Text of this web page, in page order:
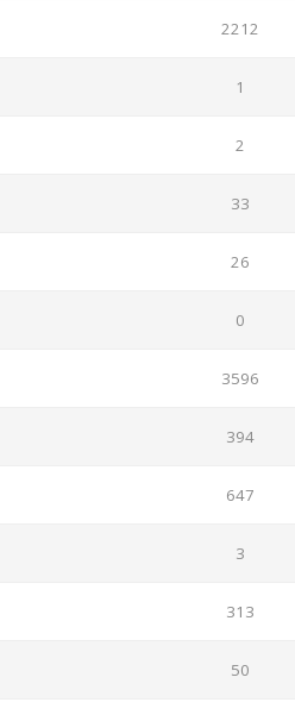
2212
1
2
33
26
0
3596
394
647
3
313
50